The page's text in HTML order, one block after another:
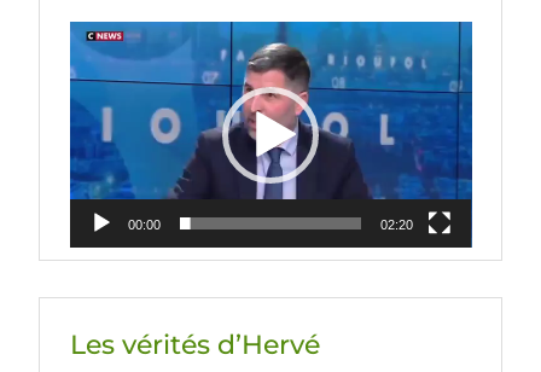
Lecteur
vidéo
00:00 02:20
Les vérités d’Hervé